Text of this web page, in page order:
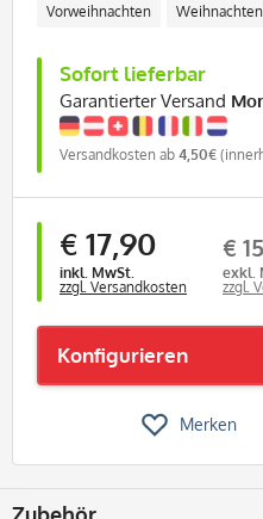
Vorweihnachten Weihnachten
Sofort lieferbar
Garantierter Versand
Versandkosten ab 4,50€
€ 17,90
inkl. MwSt.
zzgl. Versandkosten
€
exkl.
zzgl.
Konfigurieren
Merken
Zubehör